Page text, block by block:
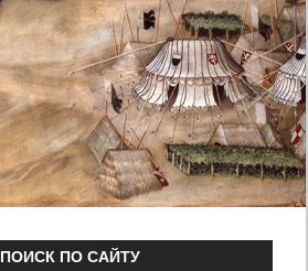
ПОИСК ПО САЙТУ